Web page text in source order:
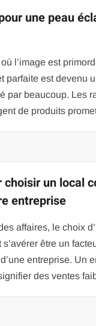
une peau
l’image est
parfaite est devenu
par beaucoup. Les
de produits
choisir un local
entreprise
affaires, le choix
être un
entreprise. Un
des ventes